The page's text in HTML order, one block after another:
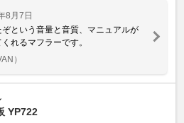
8月7日
という音量と音質、マニュアルが
れるマフラーです。
）
YP722